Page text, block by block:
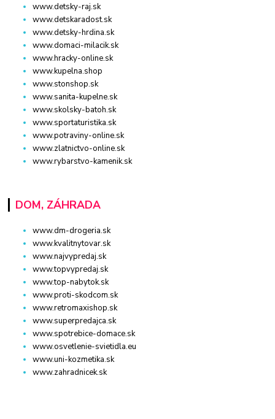
www.detsky-raj.sk
www.detskaradost.sk
www.detsky-hrdina.sk
www.domaci-milacik.sk
www.hracky-online.sk
www.kupelna.shop
www.stonshop.sk
www.sanita-kupelne.sk
www.skolsky-batoh.sk
www.sportaturistika.sk
www.potraviny-online.sk
www.zlatnictvo-online.sk
www.rybarstvo-kamenik.sk
DOM, ZÁHRADA
www.dm-drogeria.sk
www.kvalitnytovar.sk
www.najvypredaj.sk
www.topvypredaj.sk
www.top-nabytok.sk
www.proti-skodcom.sk
www.retromaxishop.sk
www.superpredajca.sk
www.spotrebice-domace.sk
www.osvetlenie-svietidla.eu
www.uni-kozmetika.sk
www.zahradnicek.sk